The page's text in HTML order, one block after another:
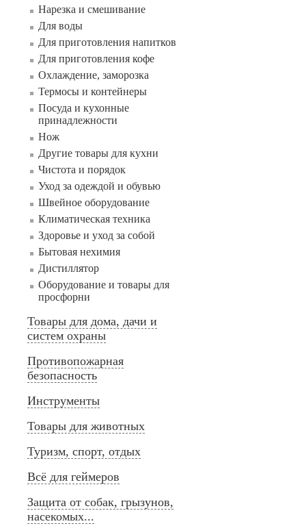
Нарезка и смешивание
Для воды
Для приготовления напитков
Для приготовления кофе
Охлаждение, заморозка
Термосы и контейнеры
Посуда и кухонные
принадлежности
Нож
Другие товары для кухни
Чистота и порядок
Уход за одеждой и обувью
Швейное оборудование
Климатическая техника
Здоровье и уход за собой
Бытовая нехимия
Дистиллятор
Оборудование и товары для
просфорни
Товары для дома, дачи и
систем охраны
Противопожарная
безопасность
Инструменты
Товары для животных
Туризм, спорт, отдых
Всё для геймеров
Защита от собак, грызунов,
насекомых...